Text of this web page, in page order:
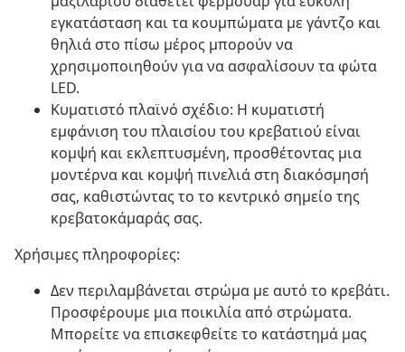
εγκατάσταση και τα κουμπώματα με γάντζο και
θηλιά στο πίσω μέρος μπορούν να
χρησιμοποιηθούν για να ασφαλίσουν τα φώτα
LED.
Κυματιστό πλαϊνό σχέδιο: Η κυματιστή
εμφάνιση του πλαισίου του κρεβατιού είναι
κομψή και εκλεπτυσμένη, προσθέτοντας μια
μοντέρνα και κομψή πινελιά στη διακόσμησή
σας, καθιστώντας το το κεντρικό σημείο της
κρεβατοκάμαράς σας.
Χρήσιμες πληροφορίες:
Δεν περιλαμβάνεται στρώμα με αυτό το κρεβάτι.
Προσφέρουμε μια ποικιλία από στρώματα.
Μπορείτε να επισκεφθείτε το κατάστημά μας